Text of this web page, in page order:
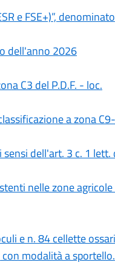
e FSE+)”, denominato
dell'anno 2026
C3 del P.D.F. - loc.
a zona C9-
dell'art. 3 c. 1 lett.
nelle zone
e n. 84 cellette
modalità a sportello.